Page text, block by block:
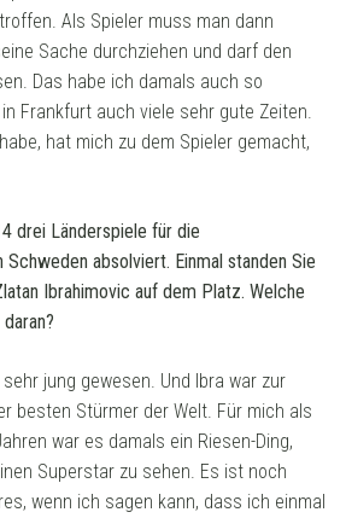
Als Spieler muss man dann
Sache durchziehen und darf den
Das habe ich damals auch so
Frankfurt auch viele sehr gute Zeiten.
hat mich zu dem Spieler gemacht,
drei Länderspiele für die
Schweden absolviert. Einmal standen Sie
Ibrahimovic auf dem Platz. Welche
jung gewesen. Und Ibra war zur
besten Stürmer der Welt. Für mich als
war es damals ein Riesen-Ding,
Superstar zu sehen. Es ist noch
wenn ich sagen kann, dass ich einmal